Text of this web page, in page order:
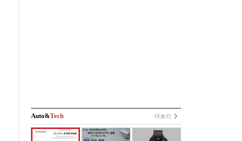
Auto&Tech 더보기